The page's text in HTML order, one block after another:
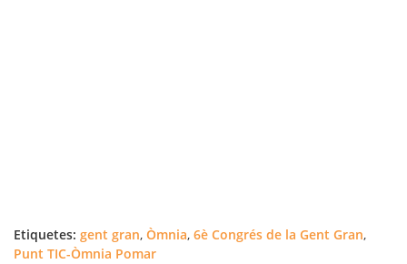
Etiquetes: gent gran, Òmnia, 6è Congrés de la Gent Gran,
Punt TIC-Òmnia Pomar